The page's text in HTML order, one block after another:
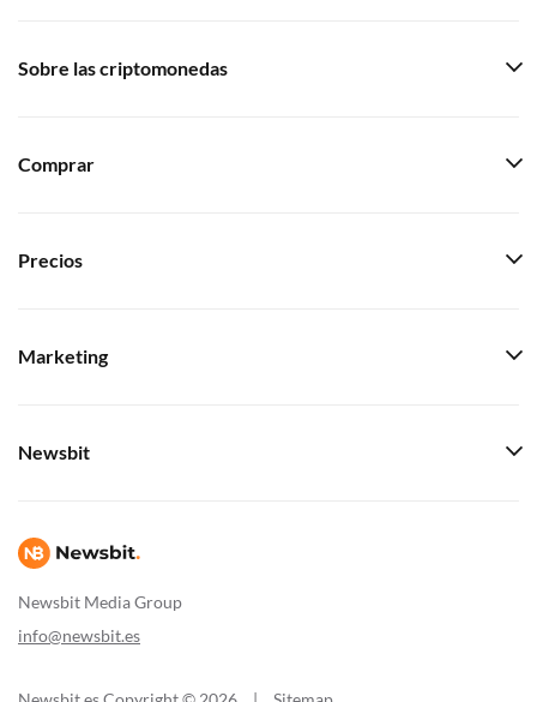
Newsbit Media Group
info@newsbit.es
Sobre las criptomonedas
Comprar
Precios
Marketing
Newsbit